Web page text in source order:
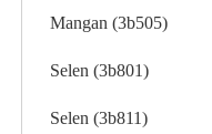
Mangan (3b505)
Selen (3b801)
Selen (3b811)